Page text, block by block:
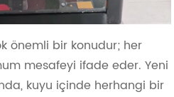
önemli bir konudur; her
mesafeyi ifade eder. Yeni
kuyu içinde herhangi bir